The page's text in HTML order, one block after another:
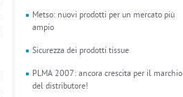
Metso: nuovi prodotti per un mercato più
ampio
Sicurezza dei prodotti tissue
PLMA 2007: ancora crescita per il marchio
del distributore!